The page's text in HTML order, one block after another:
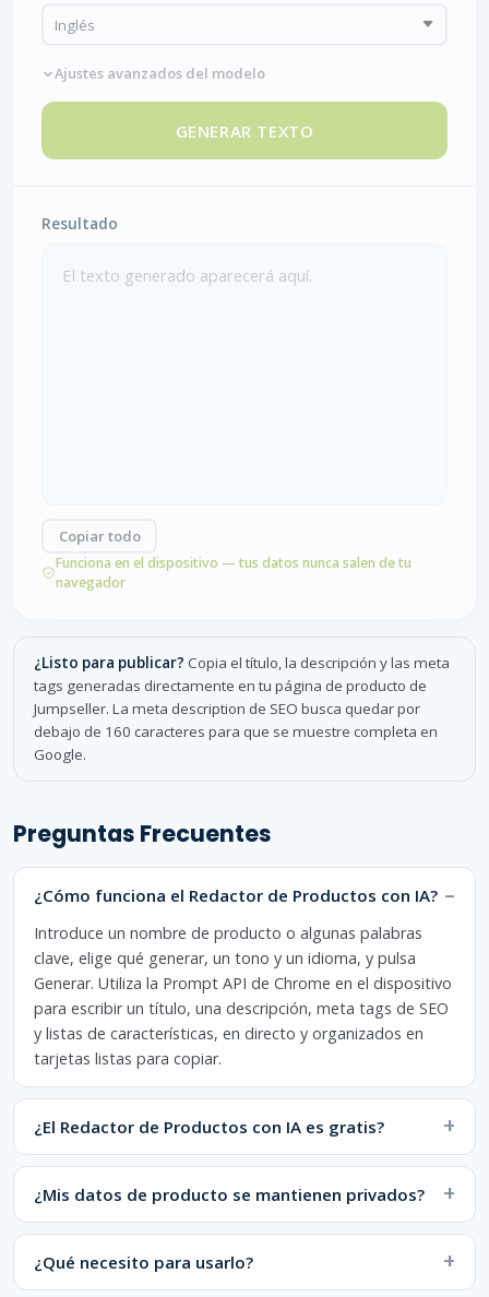
Ajustes avanzados del modelo
GENERAR TEXTO
Resultado
El texto generado aparecerá aquí.
Copiar todo
Funciona en el dispositivo — tus datos nunca salen de tu
navegador
¿Listo para publicar? Copia el título, la descripción y las meta
tags generadas directamente en tu página de producto de
Jumpseller. La meta description de SEO busca quedar por
debajo de 160 caracteres para que se muestre completa en
Google.
Preguntas Frecuentes
¿Cómo funciona el Redactor de Productos con IA?
Introduce un nombre de producto o algunas palabras
clave, elige qué generar, un tono y un idioma, y pulsa
Generar. Utiliza la Prompt API de Chrome en el dispositivo
para escribir un título, una descripción, meta tags de SEO
y listas de características, en directo y organizados en
tarjetas listas para copiar.
¿El Redactor de Productos con IA es gratis?
¿Mis datos de producto se mantienen privados?
¿Qué necesito para usarlo?